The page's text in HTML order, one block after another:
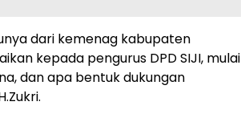
dari kemenag kabupaten
kepada pengurus DPD SIJI, mulai
dan apa bentuk dukungan